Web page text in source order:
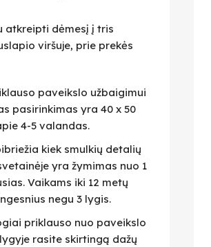
atkreipti dėmesį į tris
viršuje, prie prekės
paveikslo užbaigimui
pasirinkimas yra 40 x 50
4-5 valandas.
kiek smulkių detalių
yra žymimas nuo 1
Vaikams iki 12 metų
negu 3 lygis.
priklauso nuo paveikslo
rasite skirtingą dažų